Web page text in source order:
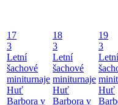
17
3
Letní
šachové
miniturnaje
Huť
Barbora v
18
3
Letní
šachové
miniturnaje
Huť
Barbora v
19
3
Letní
Huť